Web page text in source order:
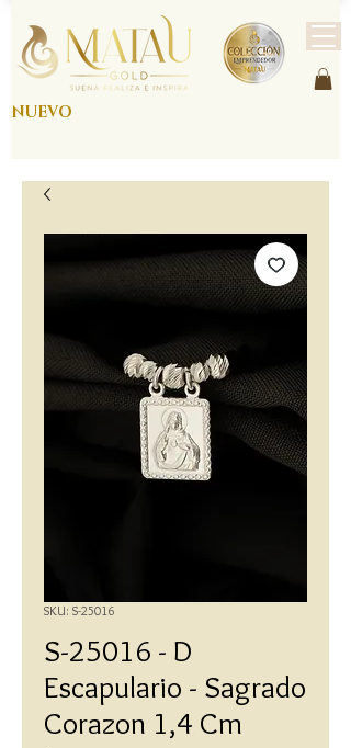
NUEVO
SKU: S-25016
S-25016 - D
Escapulario - Sagrado
Corazon 1,4 Cm